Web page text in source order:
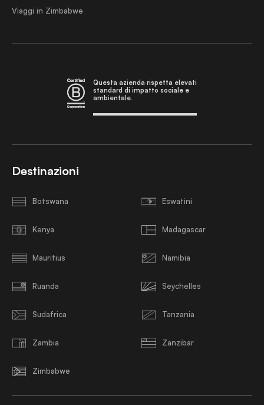
Viaggi in Zimbabwe
Questa azienda rispetta elevati
standard di impatto sociale e
ambientale.
Destinazioni
Botswana Eswatini
Kenya Madagascar
Mauritius Namibia
Ruanda Seychelles
Sudafrica Tanzania
Zambia Zanzibar
Zimbabwe